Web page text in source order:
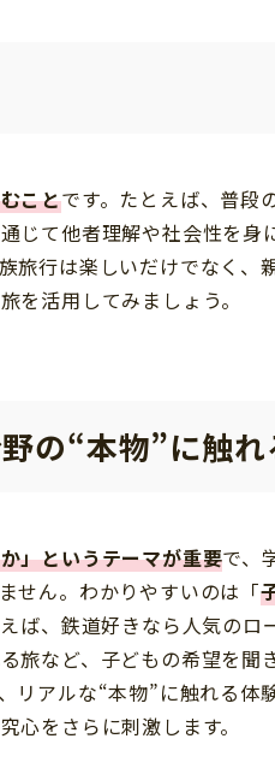
ことです。たとえば、普段
じて他者理解や社会性を身
旅行は楽しいだけでなく、
を活用してみましょう。
の“本物”に触れ
」というテーマが重要で、
せん。わかりやすいのは「
ば、鉄道好きなら人気のロ
旅など、子どもの希望を聞
リアルな“本物”に触れる体
心をさらに刺激します。